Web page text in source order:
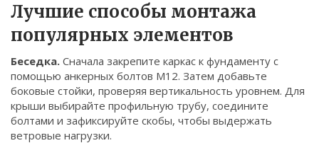
Лучшие способы монтажа
популярных элементов
Беседка. Сначала закрепите каркас к фундаменту с
помощью анкерных болтов M12. Затем добавьте
боковые стойки, проверяя вертикальность уровнем. Для
крыши выбирайте профильную трубу, соедините
болтами и зафиксируйте скобы, чтобы выдержать
ветровые нагрузки.